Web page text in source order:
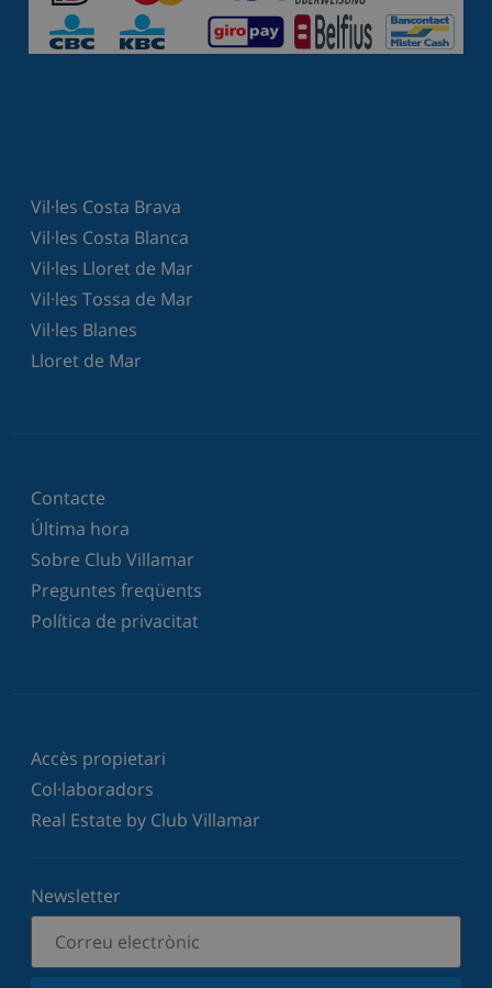
Vil·les Costa Brava
Vil·les Costa Blanca
Vil·les Lloret de Mar
Vil·les Tossa de Mar
Vil·les Blanes
Lloret de Mar
Contacte
Última hora
Sobre Club Villamar
Preguntes freqüents
Política de privacitat
Accès propietari
Col·laboradors
Real Estate by Club Villamar
Newsletter